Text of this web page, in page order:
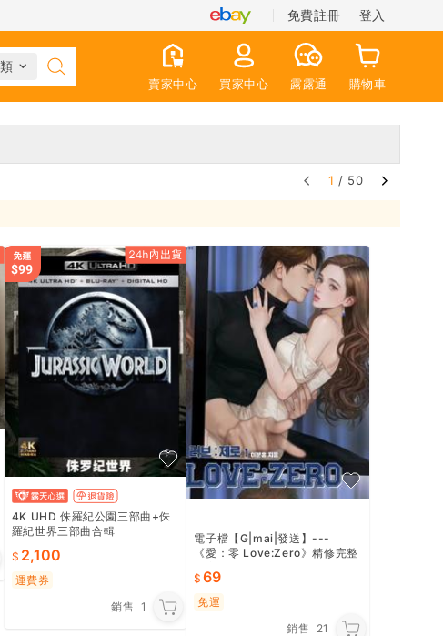
免費註冊 登入
賣家中心 買家中心 露露通 購物車
1 / 50
4K UHD 侏羅紀公園三部曲+侏
羅紀世界三部曲合輯
2,100
運費券
銷售 1
電子檔【G|mai|發送】---
《愛：零 Love:Zero》精修完整
69
免運
銷售
21